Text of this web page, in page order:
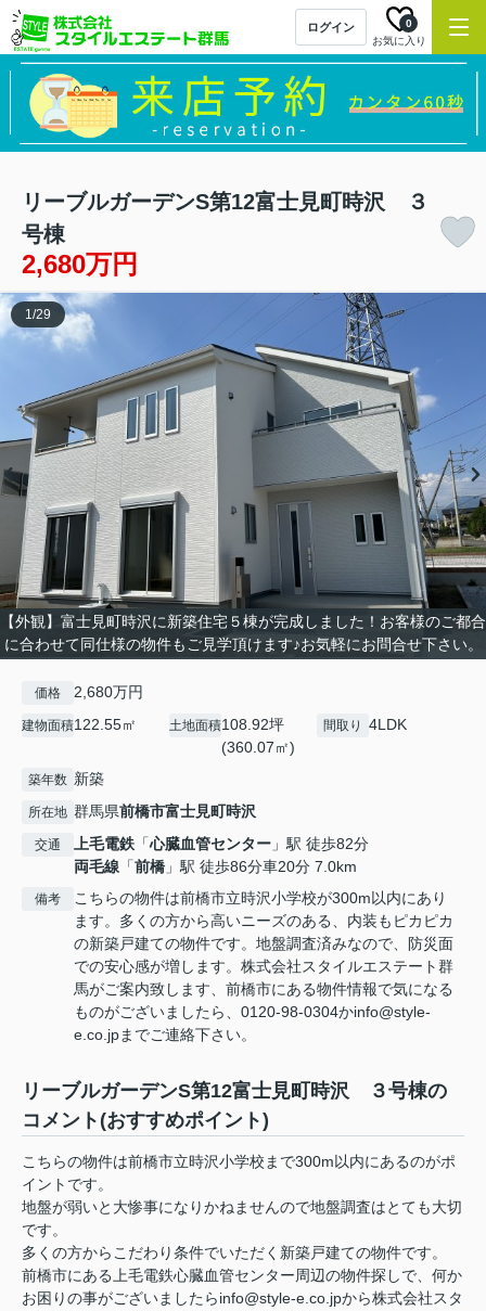
ログイン
お気に入り
0
リーブルガーデンS第12富士見町時沢 ３
号棟
2,680万円
【外観】富士見町時沢に新築住宅５棟が完成しました！お客様のご都合
に合わせて同仕様の物件もご見学頂けます♪お気軽にお問合せ下さい。
1 /29
価格 2,680万円
建物面積122.55㎡ 土地面積108.92坪
(360.07㎡)
間取り 4LDK
築年数 新築
所在地 群馬県前橋市富士見町時沢
交通 上毛電鉄 「心臓血管センター 」駅 徒歩82分
両毛線 「前橋 」駅 徒歩86分車20分 7.0km
備考
こちらの物件は前橋市立時沢小学校が300m以内にあり
ます。多くの方から高いニーズのある、内装もピカピカ
の新築戸建ての物件です。地盤調査済みなので、防災面
での安心感が増します。株式会社スタイルエステート群
馬がご案内致します、前橋市にある物件情報で気になる
ものがございましたら、0120-98-0304かinfo@style-
e.co.jpまでご連絡下さい。
リーブルガーデンS第12富士見町時沢 ３号棟の
コメント(おすすめポイント)
こちらの物件は前橋市立時沢小学校まで300m以内にあるのがポ
イントです。
地盤が弱いと大惨事になりかねませんので地盤調査はとても大切
です。
多くの方からこだわり条件でいただく新築戸建ての物件です。
前橋市にある上毛電鉄心臓血管センター周辺の物件探しで、何か
お困りの事がございましたらinfo@style-e.co.jpから株式会社スタ